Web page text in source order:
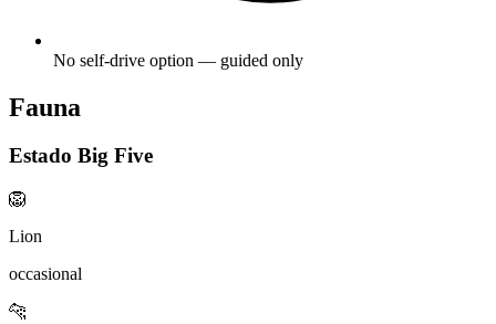
No self-drive option — guided only
Fauna
Estado Big Five
🦁
Lion
occasional
🐆